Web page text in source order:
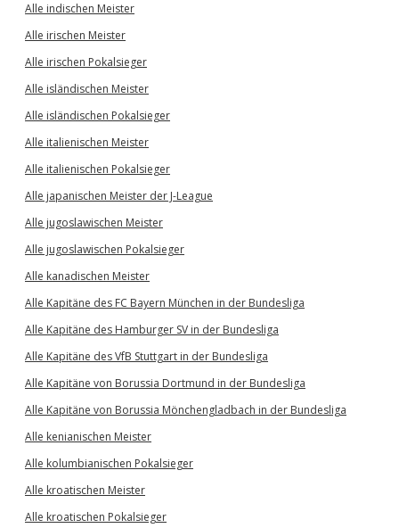
Alle indischen Meister
Alle irischen Meister
Alle irischen Pokalsieger
Alle isländischen Meister
Alle isländischen Pokalsieger
Alle italienischen Meister
Alle italienischen Pokalsieger
Alle japanischen Meister der J-League
Alle jugoslawischen Meister
Alle jugoslawischen Pokalsieger
Alle kanadischen Meister
Alle Kapitäne des FC Bayern München in der Bundesliga
Alle Kapitäne des Hamburger SV in der Bundesliga
Alle Kapitäne des VfB Stuttgart in der Bundesliga
Alle Kapitäne von Borussia Dortmund in der Bundesliga
Alle Kapitäne von Borussia Mönchengladbach in der Bundesliga
Alle kenianischen Meister
Alle kolumbianischen Pokalsieger
Alle kroatischen Meister
Alle kroatischen Pokalsieger